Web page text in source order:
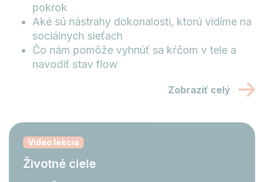
pokrok
Aké sú nástrahy dokonalosti, ktorú vidíme na
sociálnych sieťach
Čo nám pomôže vyhnúť sa kŕčom v tele a
navodiť stav flow
Zobraziť celý
Video lekcia
Životné ciele